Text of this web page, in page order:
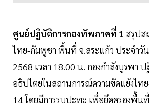
ศูนย์ปฏิบัติการกองทัพภาคที่ 1 สรุปส
ไทย-กัมพูชา พื้นที่ จ.สระแก้ว ประจำวั
2568 เวลา 18.00 น. กองกำลังบูรพา
อธิปไตยในสถานการณ์ความขัดแย้งไ
14 โดยมีการรบปะทะ เพื่อยึดครองพื้